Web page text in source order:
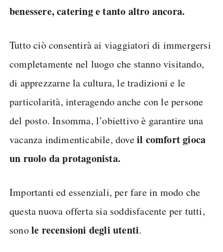
benessere, catering e tanto altro ancora.
Tutto ciò consentirà ai viaggiatori di immergersi
completamente nel luogo che stanno visitando,
di apprezzarne la cultura, le tradizioni e le
particolarità, interagendo anche con le persone
del posto. Insomma, l’obiettivo è garantire una
vacanza indimenticabile, doveil comfort gioca
un ruolo da protagonista.
Importanti ed essenziali, per fare in modo che
questa nuova offerta sia soddisfacente per tutti,
sonole recensioni degli utenti.